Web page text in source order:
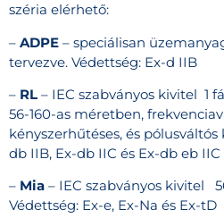
széria elérhető:
– ADPE – speciálisan
tervezve. Védettség: Ex-d IIB
– RL – IEC szabványos kivitel 1
56-160-as méretben,
kényszerhűtéses, és
db IIB, Ex-db IIC és Ex-db eb IIC
– Mia – IEC szabványos kivitel
Védettség: Ex-e, Ex-Na és Ex-tD